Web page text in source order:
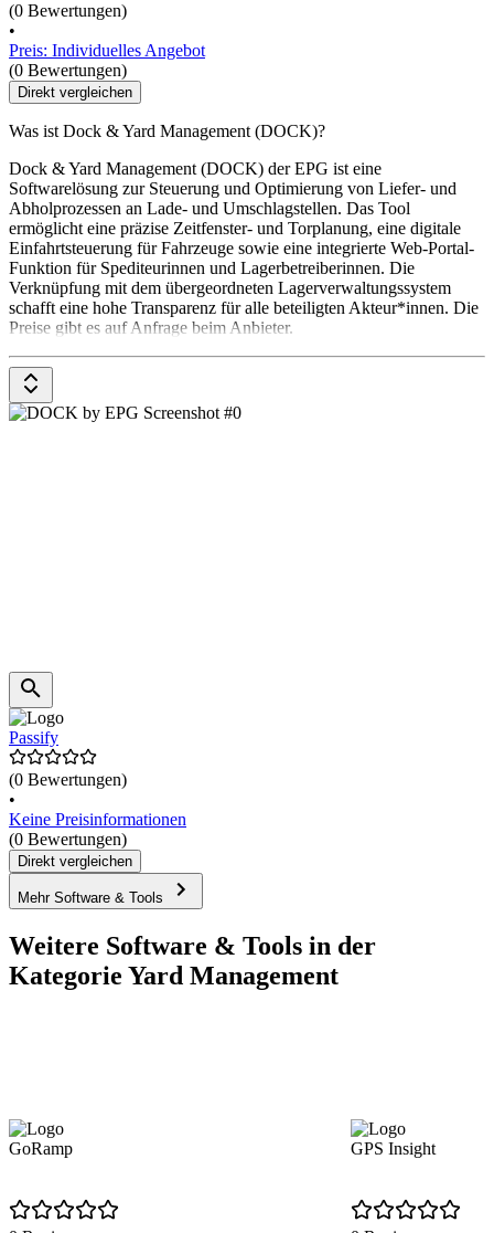
(0 Bewertungen)
•
Preis: Individuelles Angebot
(0 Bewertungen)
Direkt vergleichen
Was ist Dock & Yard Management (DOCK)?
Dock & Yard Management (DOCK) der EPG ist eine
Softwarelösung zur Steuerung und Optimierung von Liefer- und
Abholprozessen an Lade- und Umschlagstellen. Das Tool
ermöglicht eine präzise Zeitfenster- und Torplanung, eine digitale
Einfahrtsteuerung für Fahrzeuge sowie eine integrierte Web-Portal-
Funktion für Spediteurinnen und Lagerbetreiberinnen. Die
Verknüpfung mit dem übergeordneten Lagerverwaltungssystem
schafft eine hohe Transparenz für alle beteiligten Akteur*innen. Die
Preise gibt es auf Anfrage beim Anbieter.
Passify
(0 Bewertungen)
•
Keine Preisinformationen
(0 Bewertungen)
Direkt vergleichen
Mehr Software & Tools
Weitere Software & Tools in der
Kategorie Yard Management
GoRamp GPS Insight